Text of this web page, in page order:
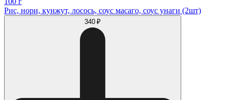
Рис, нори, кунжут, лосось, соус масаго, соус унаги (2шт)
340 ₽